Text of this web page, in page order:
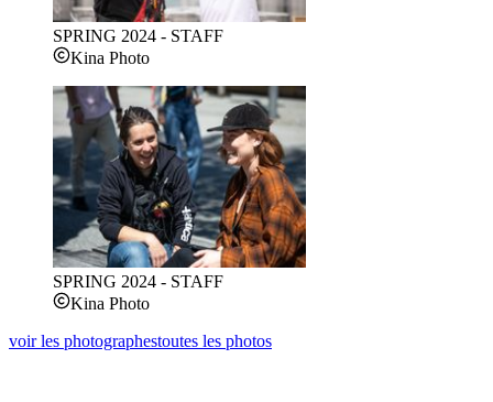
SPRING 2024 - STAFF
Kina Photo
SPRING 2024 - STAFF
Kina Photo
voir les photographestoutes les photos